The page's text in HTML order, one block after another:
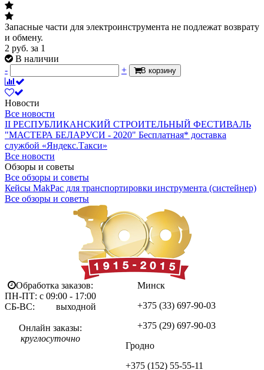
Запасные части для электроинструмента не подлежат возврату
и обмену.
2 руб. за 1
В наличии
-
+ В корзину
Новости
Все новости
II РЕСПУБЛИКАНСКИЙ СТРОИТЕЛЬНЫЙ ФЕСТИВАЛЬ
"МАСТЕРА БЕЛАРУСИ - 2020" Бесплатная* доставка
службой «Яндекс.Такси»
Все новости
Обзоры и советы
Все обзоры и советы
Кейсы MakPac для транспортировки инструмента (систейнер)
Все обзоры и советы
Обработка заказов:
ПН-ПТ: с 09:00 - 17:00
СБ-ВС: выходной
Онлайн заказы:
круглосуточно
Минск
+375 (33) 697-90-03
+375 (29) 697-90-03
Гродно
+375 (152) 55-55-11